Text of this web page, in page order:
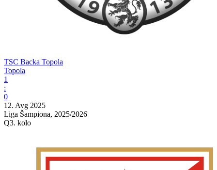
TSC Backa Topola
Topola
1
:
0
12. Avg 2025
Liga Šampiona, 2025/2026
Q3. kolo